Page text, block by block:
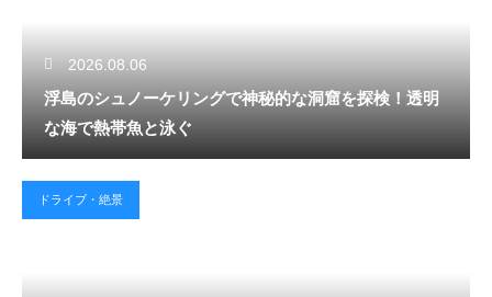
2026.08.06
浮島のシュノーケリングで神秘的な洞窟を探検！透明
な海で熱帯魚と泳ぐ
ドライブ・絶景